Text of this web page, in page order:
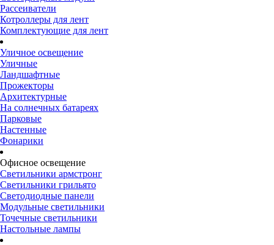
Рассеиватели
Котроллеры для лент
Комплектующие для лент
Уличное освещение
Уличные
Ландшафтные
Прожекторы
Архитектурные
На солнечных батареях
Парковые
Настенные
Фонарики
Офисное освещение
Светильники армстронг
Светильники грильято
Светодиодные панели
Модульные светильники
Точечные светильники
Настольные лампы